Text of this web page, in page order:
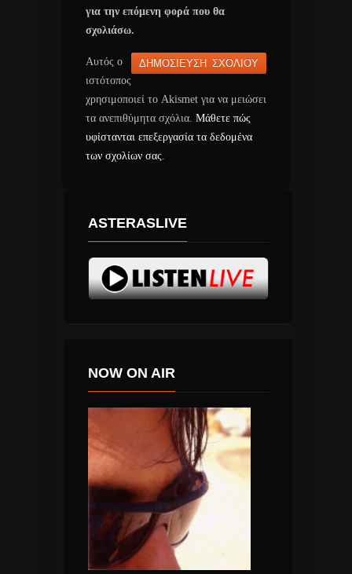
για την επόμενη φορά που θα
σχολιάσω.
Αυτός ο
ιστότοπος
χρησιμοποιεί το Akismet για να μειώσει
τα ανεπιθύμητα σχόλια. Μάθετε πώς
υφίστανται επεξεργασία τα δεδομένα
των σχολίων σας.
ASTERASLIVE
NOW ON AIR